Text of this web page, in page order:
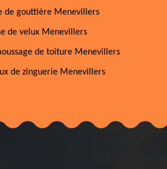
de gouttière Menevillers
de velux Menevillers
de toiture Menevillers
de zinguerie Menevillers